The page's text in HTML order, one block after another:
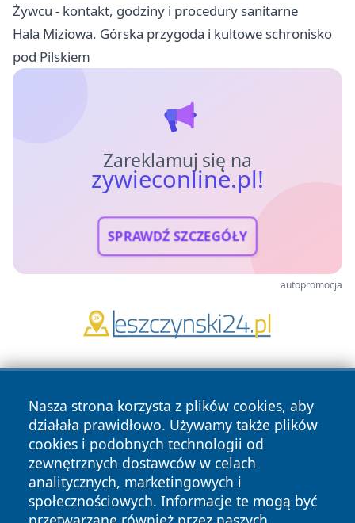
Żywcu - kontakt, godziny i procedury sanitarne
Hala Miziowa. Górska przygoda i kultowe schronisko
pod Pilskiem
Zareklamuj się na
zywieconline.pl!
SPRAWDŹ SZCZEGÓŁY
autopromocja
Nasza strona korzysta z plików cookies, aby
działała prawidłowo. Używamy także plików
cookies i podobnych technologii od
zewnętrznych dostawców w celach
analitycznych, marketingowych i
społecznościowych. Informacje te mogą być
Copyright © 2026 zywieconline.pl Wszystkie prawa
zastrzeżone.